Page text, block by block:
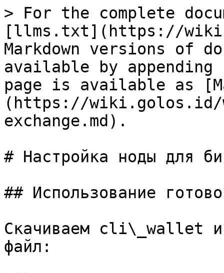
> For the complete
[llms.txt](https://
Markdown versions of
available by
page is available as
(https://wiki.golos.id/
exchange.md).
# Настройка ноды для
## Использование
Скачиваем cli\_wallet и
файл: